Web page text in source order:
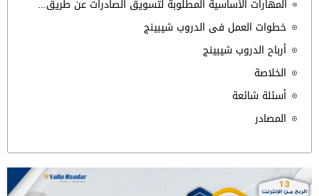
المهارات الأساسية المطلوبة لتسويق الصادرات عن طريق الدروب شيبينج
خطوات العمل فى الدروب شيبينج
أرباح الدروب شيبينج
الخلاصة
أسئلة شائعة
المصادر